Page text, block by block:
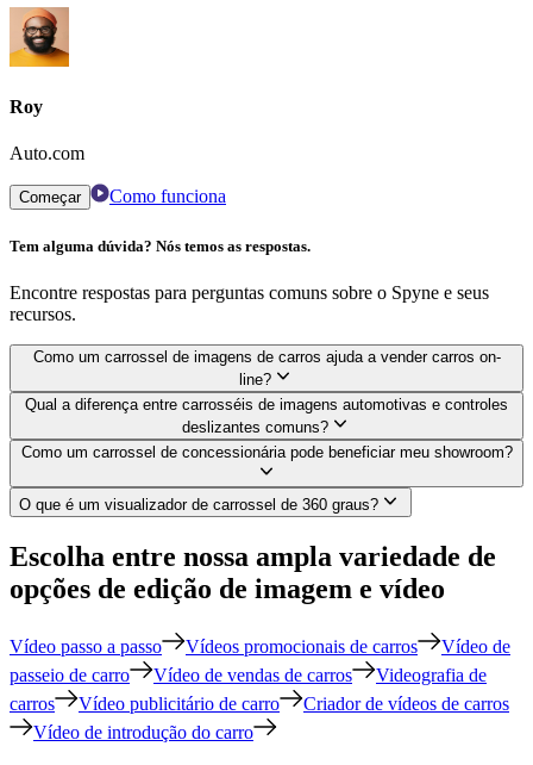
Roy
Auto.com
Começar Como funciona
Tem alguma dúvida? Nós temos as respostas.
Encontre respostas para perguntas comuns sobre o Spyne e seus
recursos.
Como um carrossel de imagens de carros ajuda a vender carros on-
line?
Qual a diferença entre carrosséis de imagens automotivas e controles
deslizantes comuns?
Como um carrossel de concessionária pode beneficiar meu showroom?
O que é um visualizador de carrossel de 360 ​​graus?
Escolha entre nossa ampla variedade de
opções de edição de imagem e vídeo
Vídeo passo a passo Vídeos promocionais de carros
Vídeo de
passeio de carro
Vídeo de vendas de carros
Videografia de
carros
Vídeo publicitário de carro
Criador de vídeos de carros
Vídeo de introdução do carro